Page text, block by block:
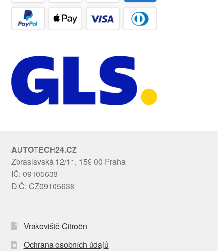
AUTOTECH24.CZ
Zbraslavská 12/11, 159 00 Praha
IČ: 09105638
DIČ: CZ09105638
Vrakoviště Citroën
Ochrana osobních údajů